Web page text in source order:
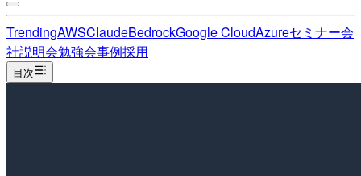
TrendingAWSClaudeBedrockGoogle CloudAzureセミナー会
社説明会勉強会事例採用
目次